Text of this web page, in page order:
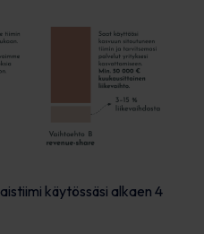
käytössäsi alkaen 4